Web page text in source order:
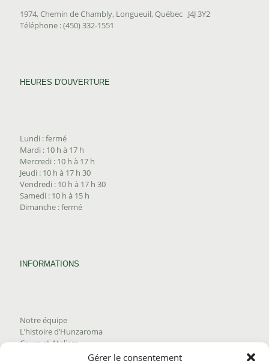
Gérer le consentement
1974, Chemin de Chambly, Longueuil, Québec J4J 3Y2
Téléphone : (450) 332-1551
HEURES D'OUVERTURE
Lundi : fermé
Mardi : 10 h à 17 h
Mercredi : 10 h à 17 h
Jeudi : 10 h à 17 h 30
Vendredi : 10 h à 17 h 30
Samedi : 10 h à 15 h
Dimanche : fermé
INFORMATIONS
Notre équipe
L’histoire d’Hunzaroma
Cours et Ateliers